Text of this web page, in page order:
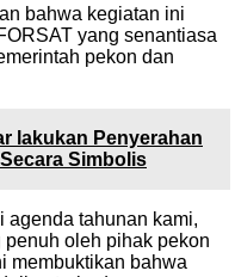
bahwa kegiatan ini
yang senantiasa
pekon dan
lakukan Penyerahan
Simbolis
agenda tahunan kami,
oleh pihak pekon
membuktikan bahwa